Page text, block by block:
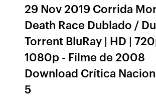
29 Nov 2019 Corrida
Death Race Dublado /
Torrent BluRay | HD |
1080p - Filme de 2008
Download Crítica
5